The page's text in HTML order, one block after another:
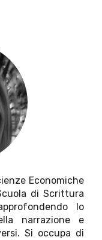
Economiche
di Scrittura
lo
narrazione e
Si occupa di